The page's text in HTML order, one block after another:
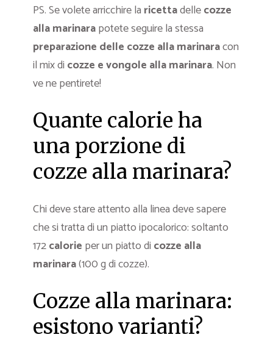
PS. Se volete arricchire la ricettadellecozze
alla marinarapotete seguire la stessa
preparazione delle cozze alla marinaracon
il mix di cozze e vongole alla marinara. Non
ve ne pentirete!
Quante calorie ha
una porzione di
cozze alla marinara?
Chi deve stare attento alla linea deve sapere
che si tratta di un piatto ipocalorico: soltanto
172calorie per un piatto di cozze alla
marinara(100 g di cozze).
Cozze alla marinara:
esistono varianti?